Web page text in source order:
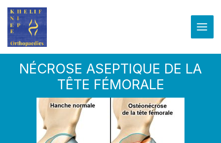
Aller
contenu
NÉCROSE ASEPTIQUE DE LA
TÊTE FÉMORALE